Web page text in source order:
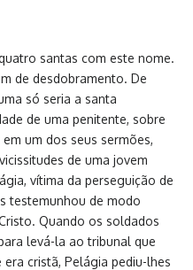
santas com este nome.
de desdobramento. De
só seria a santa
de uma penitente, sobre
um dos seus sermões,
de uma jovem
vítima da perseguição de
testemunhou de modo
Quando os soldados
levá-la ao tribunal que
cristã, Pelágia pediu-lhes